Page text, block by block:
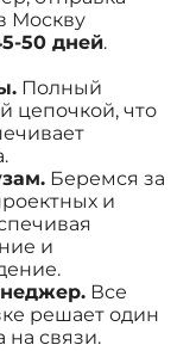
Москву
50 дней.
Полный
цепочкой, что
Беремся за
и
и
Все
решает один
на связи.